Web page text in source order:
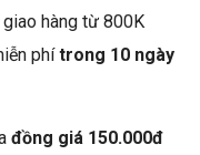
hàng từ 800K
phítrong 10 ngày
đồng giá 150.000đ